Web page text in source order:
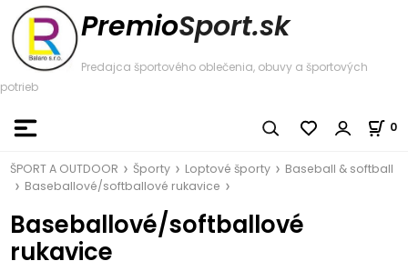
PremioSport.sk
Predajca športového oblečenia, obuvy a športových
potrieb
0
ŠPORT A OUTDOOR Športy Loptové športy
Baseball & softball
Baseballové/softballové rukavice
Baseballové/softballové
rukavice